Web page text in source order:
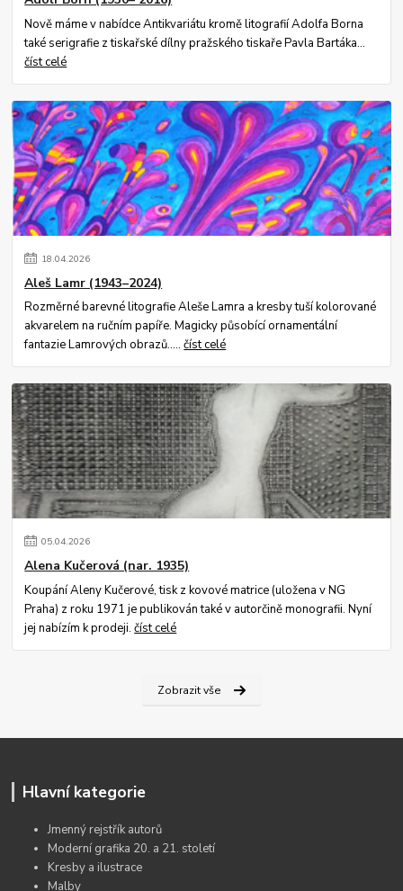
Nově máme v nabídce Antikvariátu kromě litografií Adolfa Borna
také serigrafie z tiskařské dílny pražského tiskaře Pavla Bartáka...
číst celé
18.04.2026
Aleš Lamr (1943–2024)
Rozměrné barevné litografie Aleše Lamra a kresby tuší kolorované
akvarelem na ručním papíře. Magicky působící ornamentální
fantazie Lamrových obrazů.....číst celé
05.04.2026
Alena Kučerová (nar. 1935)
Koupání Aleny Kučerové, tisk z kovové matrice (uložena v NG
Praha) z roku 1971 je publikován také v autorčině monografii. Nyní
jej nabízím k prodeji.číst celé
Zobrazit vše
Hlavní kategorie
Jmenný rejstřík autorů
Moderní grafika 20. a 21. století
Kresby a ilustrace
Malby